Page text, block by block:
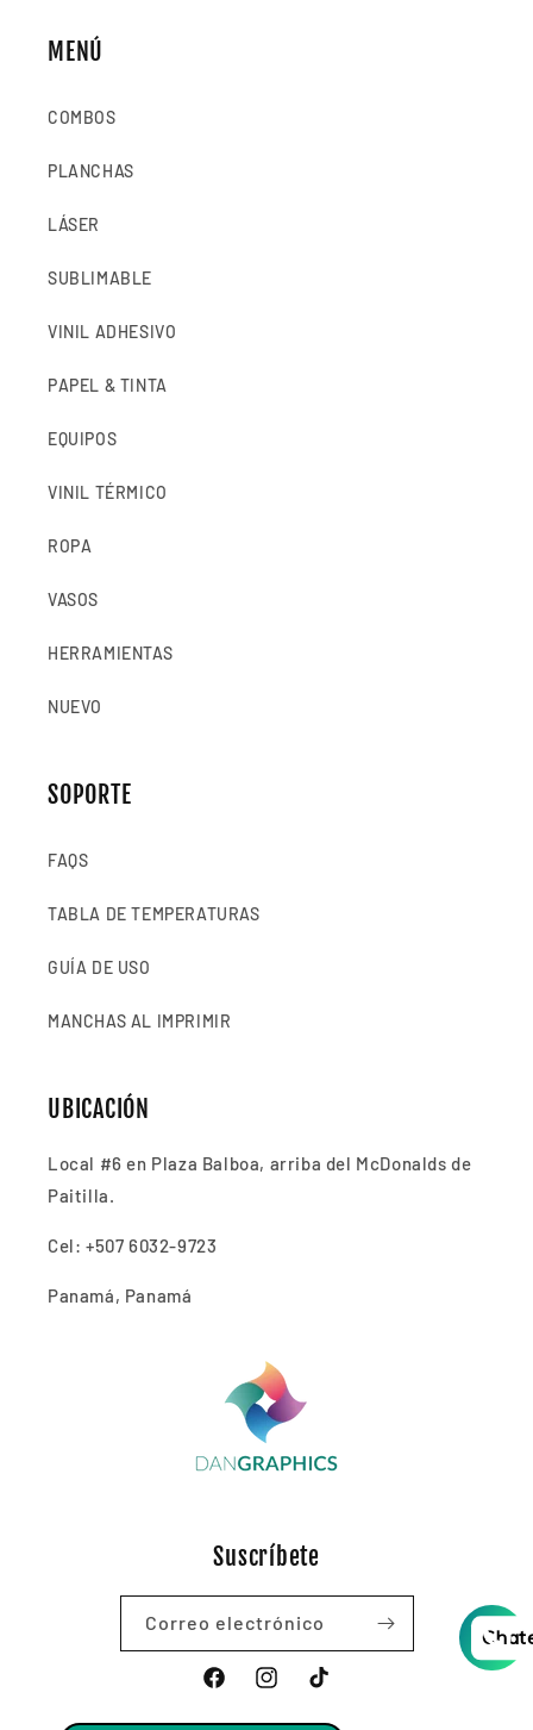
MENÚ
COMBOS
PLANCHAS
LÁSER
SUBLIMABLE
VINIL ADHESIVO
PAPEL & TINTA
EQUIPOS
VINIL TÉRMICO
ROPA
VASOS
HERRAMIENTAS
NUEVO
SOPORTE
FAQS
TABLA DE TEMPERATURAS
GUÍA DE USO
MANCHAS AL IMPRIMIR
UBICACIÓN
Local #6 en Plaza Balboa, arriba del McDonalds de
Paitilla.
Cel: +507 6032-9723
Panamá, Panamá
Suscríbete
Correo electrónico
FacebookInstagramTikTok